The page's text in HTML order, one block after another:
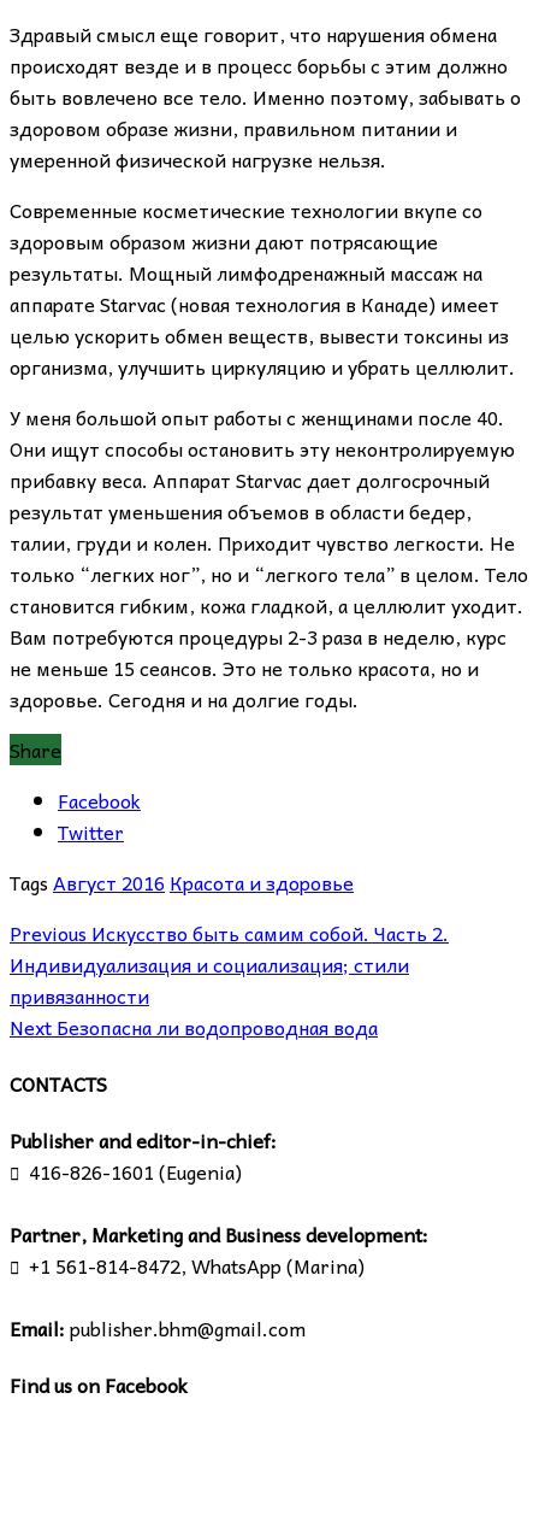
Здравый смысл еще говорит, что нарушения обмена
происходят везде и в процесс борьбы с этим должно
быть вовлечено все тело. Именно поэтому, забывать о
здоровом образе жизни, правильном питании и
умеренной физической нагрузке нельзя.
Современные косметические технологии вкупе со
здоровым образом жизни дают потрясающие
результаты. Мощный лимфодренажный массаж на
аппарате Starvac (новая технология в Канаде) имеет
целью ускорить обмен веществ, вывести токсины из
организма, улучшить циркуляцию и убрать целлюлит.
У меня большой опыт работы с женщинами после 40.
Они ищут способы остановить эту неконтролируемую
прибавку веса. Аппарат Starvac дает долгосрочный
результат уменьшения объемов в области бедер,
талии, груди и колен. Приходит чувство легкости. Не
только “легких ног”, но и “легкого тела” в целом. Тело
становится гибким, кожа гладкой, а целлюлит уходит.
Вам потребуются процедуры 2-3 раза в неделю, курс
не меньше 15 сеансов. Это не только красота, но и
здоровье. Сегодня и на долгие годы.
Share
Facebook
Twitter
TagsАвгуст 2016 Красота и здоровье
Previous Искусство быть самим собой. Часть 2.
Индивидуализация и социализация; стили
привязанности
NextБезопасна ли водопроводная вода
CONTACTS
Publisher and editor-in-chief:
 416-826-1601 (Eugenia)
Partner, Marketing and Business development:
 +1 561-814-8472, WhatsApp (Marina)
Email:publisher.bhm@gmail.com
Find us on Facebook